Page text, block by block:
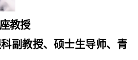
教授
副教授、硕士生导师、青